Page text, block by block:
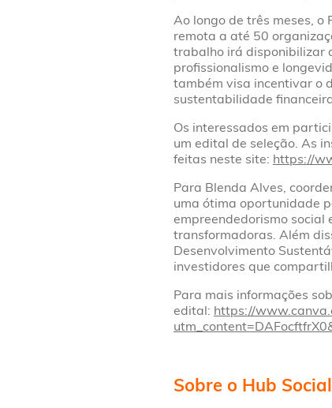
Ao longo de três meses,
remota a até 50
trabalho irá disponibilizar
profissionalismo e
também visa incentivar o
sustentabilidade
Os interessados em
um edital de seleção. As
feitas neste site: https://
Para Blenda Alves,
uma ótima oportunidade
empreendedorismo social
transformadoras. Além
Desenvolvimento
investidores que
Para mais informações
edital: https://
Sobre o Hub